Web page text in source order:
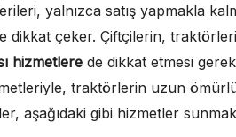
yalnızca satış yapmakla
dikkat çeker. Çiftçilerin,
hizmetlere de dikkat etmesi
traktörlerin uzun
aşağıdaki gibi hizmetler